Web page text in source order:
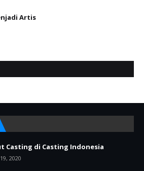
Artis
Casting di Casting Indonesia
2020